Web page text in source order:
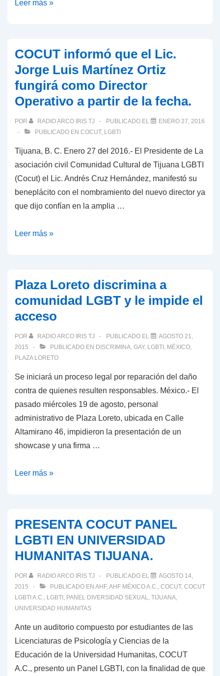
COCUT
MÁS
CERCA
DE
LA
LGBTI
Leer más »
COCUT informó que el Lic.
Jorge Luis Martínez Ortiz
fungirá como Director
Operativo a partir de la fecha.
POR RADIO ARCO IRIS TJ PUBLICADO EL
ENERO 27, 2016
PUBLICADO EN COCUT, LGBTI
Tijuana, B. C. Enero 27 del 2016.- El Presidente de La
asociación civil Comunidad Cultural de Tijuana LGBTI
(Cocut) el Lic. Andrés Cruz Hernández, manifestó su
beneplácito con el nombramiento del nuevo director ya
que dijo confían en la amplia …
COCUT
Lic.
Jorge
Luis
Ortiz
fungirá
Leer más »
Plaza Loreto discrimina a
comunidad LGBT y le impide el
acceso
POR RADIO ARCO IRIS TJ PUBLICADO EL
AGOSTO 21,
2015
PUBLICADO EN DISCRIMINA, GAY, LGBTI , MÉXICO,
PLAZA LORETO
Se iniciará un proceso legal por reparación del daño
contra de quienes resulten responsables. México.- El
pasado miércoles 19 de agosto, personal
administrativo de Plaza Loreto, ubicada en Calle
Altamirano 46, impidieron la presentación de un
showcase y una firma …
Plaza
comunidad
LGBT
y
impide
el
acceso
Leer más »
PRESENTA COCUT PANEL
LGBTI EN UNIVERSIDAD
HUMANITAS TIJUANA.
POR RADIO ARCO IRIS TJ PUBLICADO EL
AGOSTO 14,
2015
PUBLICADO EN AHF,AHF MÉXICO A.C., COCUT, COCUT
LGBTI A.C., LGBTI , PANEL DIVERSIDAD SEXUAL, TIJUANA,
UNIVERSIDAD HUMANITAS
Ante un auditorio compuesto por estudiantes de las
Licenciaturas de Psicología y Ciencias de la
Educación de la Universidad Humanitas, COCUT
A.C., presento un Panel LGBTI, con la finalidad de que